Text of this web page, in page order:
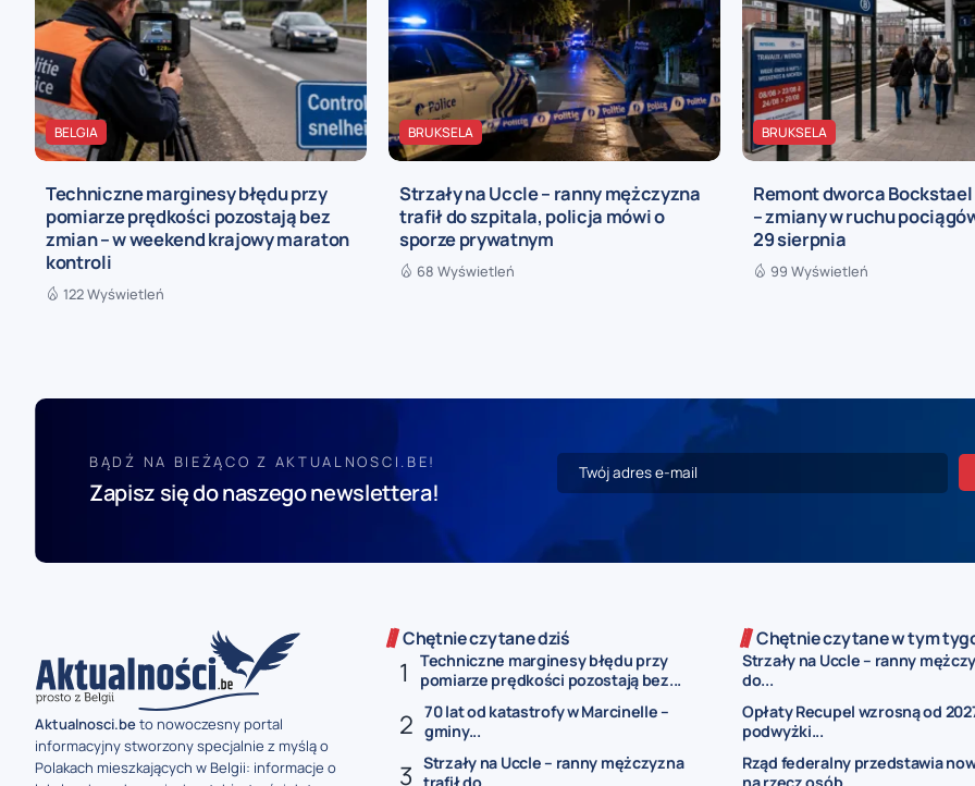
BELGIA
Techniczne marginesy błędu przy
pomiarze prędkości pozostają bez
zmian – w weekend krajowy maraton
kontroli
122 Wyświetleń
BRUKSELA
Strzały na Uccle – ranny mężczyzna
trafił do szpitala, policja mówi o
sporze prywatnym
68 Wyświetleń
BRUKSELA
Remont dworca Bockstael
– zmiany w ruchu
29 sierpnia
99 Wyświetleń
BĄDŹ NA BIEŻĄCO Z AKTUALNOSCI.BE!
Zapisz się do naszego newslettera!
Aktualnosci.beto nowoczesny portal
informacyjny stworzony specjalnie z myślą o
Polakach mieszkających w Belgii: informacje o
Chętnie czytane dziś
Techniczne marginesy błędu przy
pomiarze prędkości pozostają bez...
70 lat od katastrofy w Marcinelle –
gminy...
Strzały na Uccle – ranny mężczyzna
Chętnie czytane w tym
Strzały na Uccle – ranny
do...
Opłaty Recupel wzrosną od
podwyżki...
Rząd federalny przedstawia